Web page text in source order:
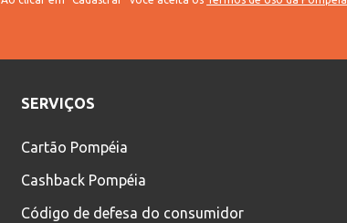
SERVIÇOS
Cartão Pompéia
Cashback Pompéia
Código de defesa do consumidor